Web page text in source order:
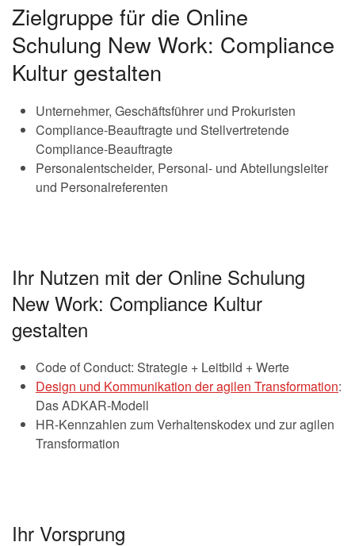
Zielgruppe für die Online
Schulung New Work: Compliance
Kultur gestalten
Unternehmer, Geschäftsführer und Prokuristen
Compliance-Beauftragte und Stellvertretende
Compliance-Beauftragte
Personalentscheider, Personal- und Abteilungsleiter
und Personalreferenten
Ihr Nutzen mit der Online Schulung
New Work: Compliance Kultur
gestalten
Code of Conduct: Strategie + Leitbild + Werte
Design und Kommunikation der agilen Transformation:
Das ADKAR-Modell
HR-Kennzahlen zum Verhaltenskodex und zur agilen
Transformation
Ihr Vorsprung